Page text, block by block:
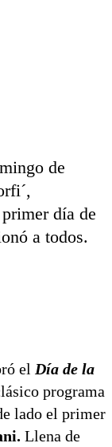
de
día de
a todos.
el Día de la
programa
lado el primer
Llena de